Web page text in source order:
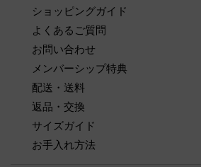
ショッピングガイド
よくあるご質問
お問い合わせ
メンバーシップ特典
配送・送料
返品・交換
サイズガイド
お手入れ方法